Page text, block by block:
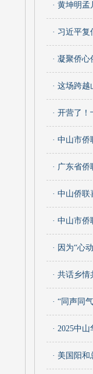
· 黄坤明
· 习近平
· 凝聚侨
· 这场跨
· 开营了
· 中山市
· 广东省
· 中山侨
· 中山市
· 因为“心
· 共话乡
· “同声同
· 2025中
· 美国阳